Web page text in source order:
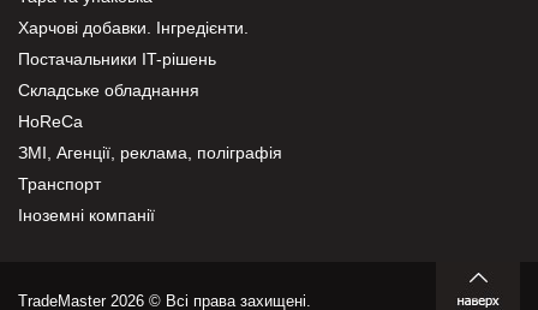
Харчові добавки. Інгредієнти.
Постачальники IT-рішень
Складське обладнання
HoReCa
ЗМІ, Агенції, реклама, поліграфія
Транспорт
Іноземні компанії
TradeMaster 2026 © Всі права захищені.